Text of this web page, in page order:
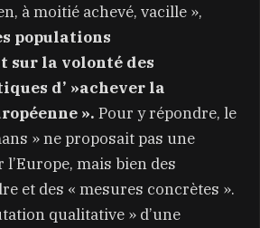
à moitié achevé, vacille »,
populations
sur la volonté des
d’ »achever la
». Pour y répondre, le
» ne proposait pas une
mais bien des
et des « mesures concrètes ».
qualitative » d’une